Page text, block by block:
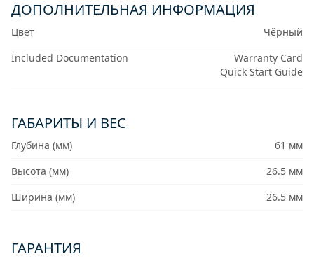
ДОПОЛНИТЕЛЬНАЯ ИНФОРМАЦИЯ
Цвет
Чёрный
Included Documentation
Warranty Card
Quick Start Guide
ГАБАРИТЫ И ВЕС
Глубина (мм)
61 мм
Высота (мм)
26.5 мм
Ширина (мм)
26.5 мм
ГАРАНТИЯ